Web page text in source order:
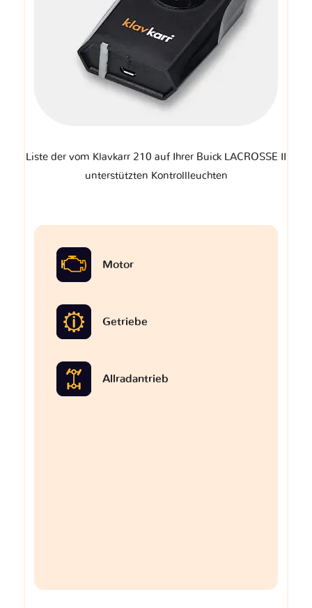
Liste der vom Klavkarr 210 auf Ihrer Buick LACROSSE II
unterstützten Kontrollleuchten
Motor
Getriebe
Allradantrieb